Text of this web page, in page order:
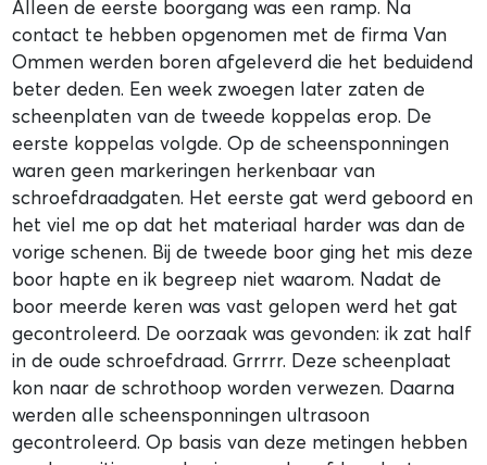
Alleen de eerste boorgang was een ramp. Na
contact te hebben opgenomen met de firma Van
Ommen werden boren afgeleverd die het beduidend
beter deden. Een week zwoegen later zaten de
scheenplaten van de tweede koppelas erop. De
eerste koppelas volgde. Op de scheensponningen
waren geen markeringen herkenbaar van
schroefdraadgaten. Het eerste gat werd geboord en
het viel me op dat het materiaal harder was dan de
vorige schenen. Bij de tweede boor ging het mis deze
boor hapte en ik begreep niet waarom. Nadat de
boor meerde keren was vast gelopen werd het gat
gecontroleerd. De oorzaak was gevonden: ik zat half
in de oude schroefdraad. Grrrrr. Deze scheenplaat
kon naar de schrothoop worden verwezen. Daarna
werden alle scheensponningen ultrasoon
gecontroleerd. Op basis van deze metingen hebben